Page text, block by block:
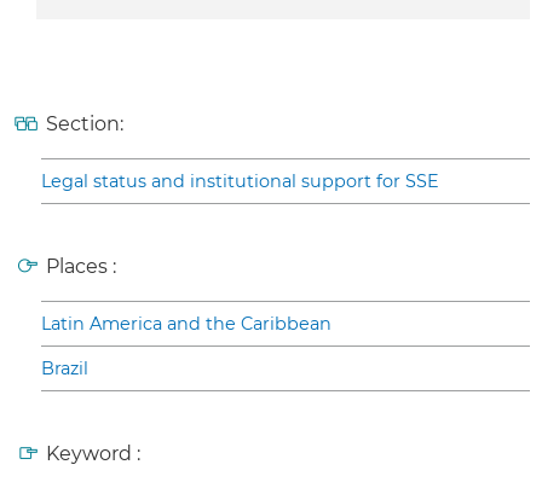
Section:
Legal status and institutional support for SSE
Places :
Latin America and the Caribbean
Brazil
Keyword :